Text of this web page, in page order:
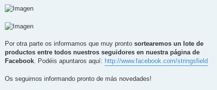
Por otra parte os informamos que muy pronto sortearemos un lote de
productos entre todos nuestros seguidores en nuestra página de
Facebook . Podéis apuntaros aquí: http://www.facebook.com/stringsfield
Os seguimos informando pronto de más novedades!